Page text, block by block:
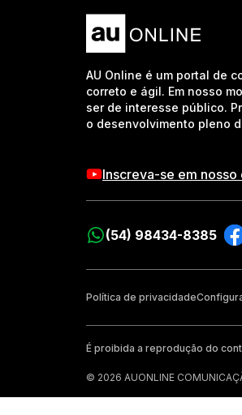
AU Online é um portal de
correto e ágil. Em nosso
ser de interesse público.
o desenvolvimento pleno
Inscreva-se em nosso
(54) 98434-8385
Política de privacidade
É proibida a reprodução do
© 2026 AUONLINE